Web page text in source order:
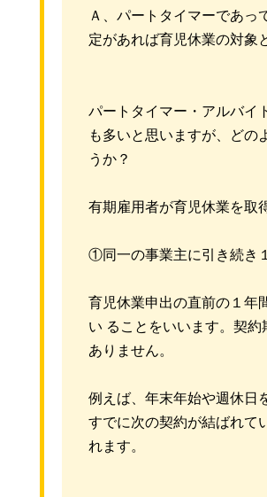
Ａ、パートタイマーであっ
定があれば育児休業の対象
パートタイマー・アルバイ
も多いと思いますが、どの
うか？
有期雇用者が育児休業を取
①同一の事業主に引き続き
育児休業申出の直前の１年
い ることをいいます。契
ありません。
例えば、年末年始や週休日
すでに次の契約が結ばれて
れます。